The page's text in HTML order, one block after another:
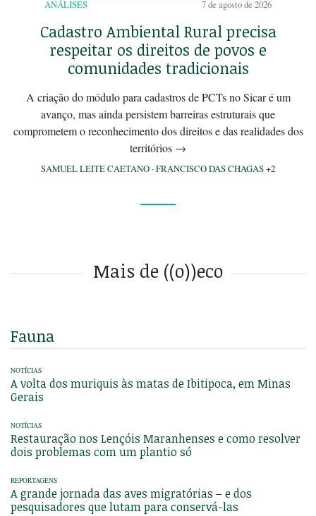
ANÁLISES 7 de agosto de 2026
Cadastro Ambiental Rural precisa
respeitar os direitos de povos e
comunidades tradicionais
A criação do módulo para cadastros de PCTs no Sicar é um
avanço, mas ainda persistem barreiras estruturais que
comprometem o reconhecimento dos direitos e das realidades dos
territórios →
SAMUEL LEITE CAETANO ·FRANCISCO DAS CHAGAS+2
Mais de ((o))eco
Fauna
NOTÍCIAS
A volta dos muriquis às matas de Ibitipoca, em Minas
Gerais
NOTÍCIAS
Restauração nos Lençóis Maranhenses e como resolver
dois problemas com um plantio só
REPORTAGENS
A grande jornada das aves migratórias – e dos
pesquisadores que lutam para conservá-las